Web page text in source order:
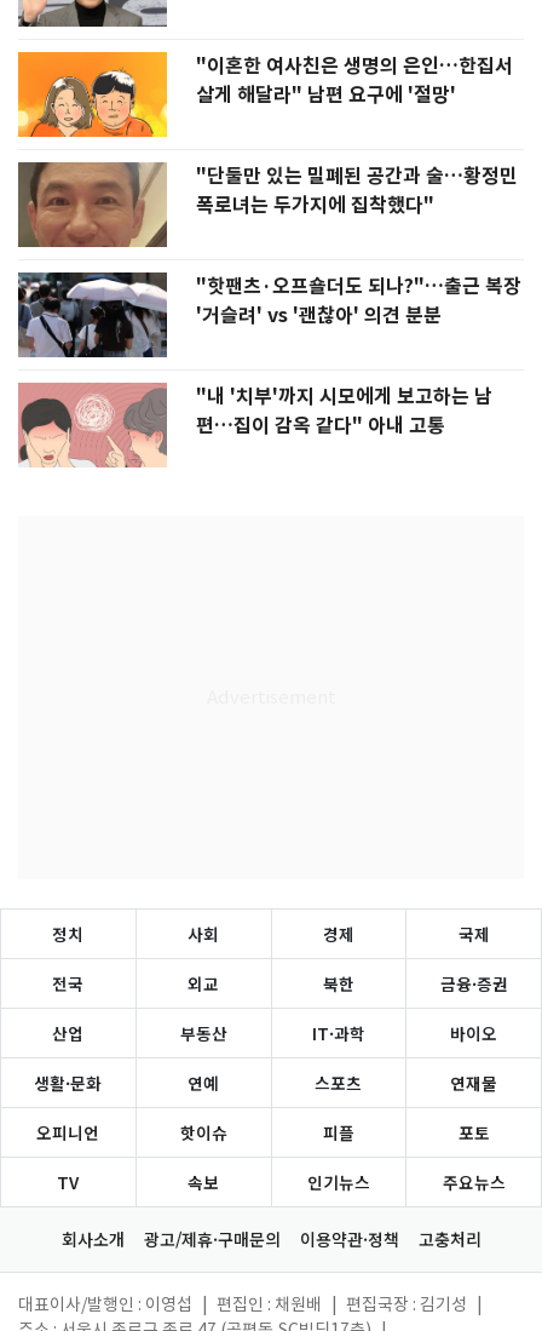
"이혼한 여사친은 생명의 은인…한집서
살게 해달라" 남편 요구에 '절망'
"단둘만 있는 밀폐된 공간과 술…황정민
폭로녀는 두가지에 집착했다"
"핫팬츠·오프숄더도 되나?"…출근 복장
'거슬려' vs '괜찮아' 의견 분분
"내 '치부'까지 시모에게 보고하는 남
편…집이 감옥 같다" 아내 고통
정치 사회 경제 국제
전국 외교 북한 금융·증권
산업 부동산 IT·과학 바이오
생활·문화 연예 스포츠 연재물
오피니언 핫이슈 피플 포토
TV 속보 인기뉴스 주요뉴스
회사소개 광고/제휴·구매문의 이용약관·정책 고충처리
대표이사/발행인 : 이영섭 편집인 : 채원배 편집국장 : 김기성